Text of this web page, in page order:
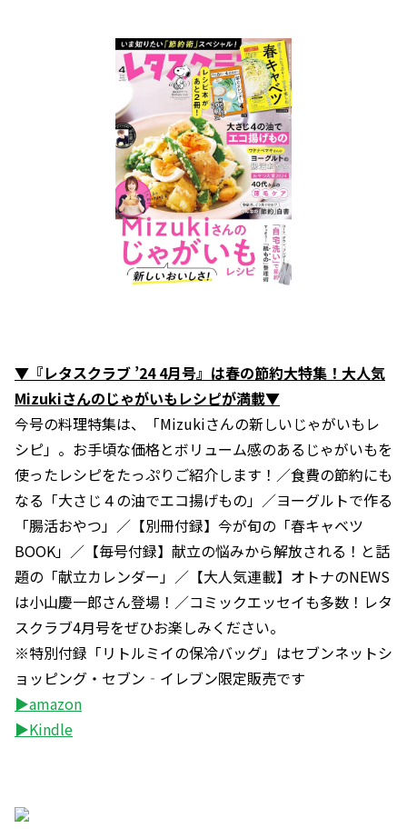
▼『レタスクラブ ’24 4月号』は春の節約大特集！大人気
Mizukiさんのじゃがいもレシピが満載▼
今号の料理特集は、「Mizukiさんの新しいじゃがいもレ
シピ」。お手頃な価格とボリューム感のあるじゃがいもを
使ったレシピをたっぷりご紹介します！／食費の節約にも
なる「大さじ４の油でエコ揚げもの」／ヨーグルトで作る
「腸活おやつ」／【別冊付録】今が旬の「春キャベツ
BOOK」／【毎号付録】献立の悩みから解放される！と話
題の「献立カレンダー」／【大人気連載】オトナのNEWS
は小山慶一郎さん登場！／コミックエッセイも多数！レタ
スクラブ4月号をぜひお楽しみください。
※特別付録「リトルミイの保冷バッグ」はセブンネットシ
ョッピング・セブン‐イレブン限定販売です
▶amazon
▶Kindle